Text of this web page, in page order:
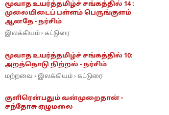
மூவாத உயர்த்தமிழ்ச் சங்கத்தில் 14 :
முலையிடைப் பள்ளம் பெருங்குளம்
ஆனதே - நர்சிம்
இலக்கியம் › கட்டுரை
மூவாத உயர்த்தமிழ்ச் சங்கத்தில் 10:
அறத்தொடு நிற்றல் - நர்சிம்
மற்றவை › இலக்கியம் › கட்டுரை
குளிரென்பதும் வன்முறைதான் -
சந்தோசு ஏழுமலை